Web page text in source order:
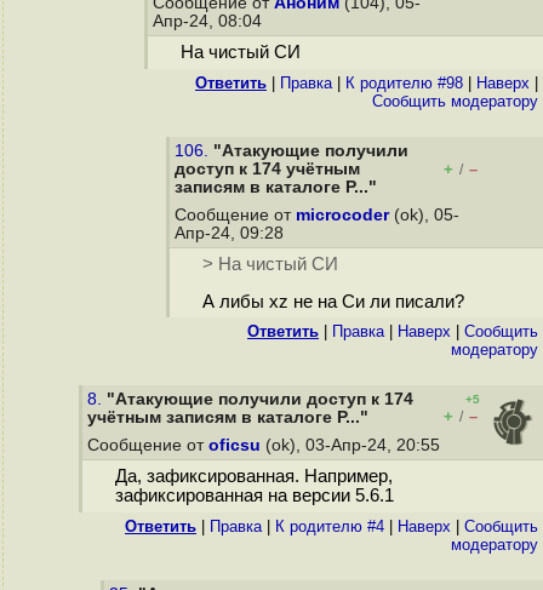
Апр-24, 08:04
На чистый СИ
Ответить Правка| К родителю #98 Наверх
Cообщить модератору
106. "Атакующие получили
доступ к 174 учётным
записям в каталоге P..."
+ / –
Сообщение от microcoder(ok), 05-
Апр-24, 09:28
> На чистый СИ
А либы xz не на Си ли писали?
Ответить Правка| Наверх
Cообщить
модератору
8. "Атакующие получили доступ к 174
учётным записям в каталоге P..."
+5
+ / –
Сообщение от oficsu (ok), 03-Апр-24, 20:55
Да, зафиксированная. Например,
зафиксированная на версии 5.6.1
Ответить Правка| К родителю #4 Наверх
Cообщить
модератору